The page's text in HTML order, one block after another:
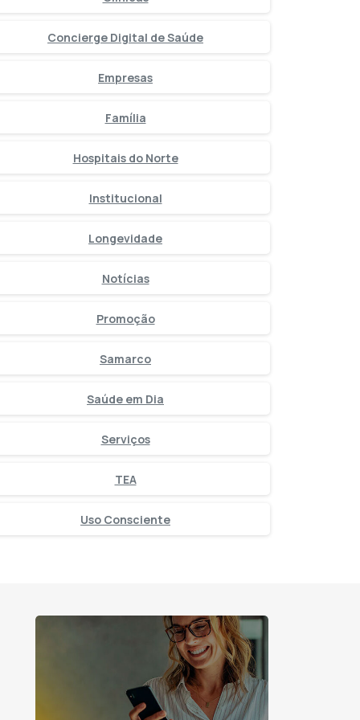
Concierge Digital de Saúde
Empresas
Família
Hospitais do Norte
Institucional
Longevidade
Notícias
Promoção
Samarco
Saúde em Dia
Serviços
TEA
Uso Consciente